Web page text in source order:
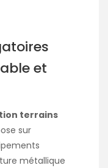
et
terrains
sur
métallique